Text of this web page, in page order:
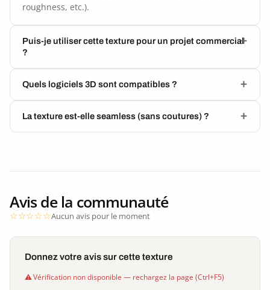
roughness, etc.).
Puis-je utiliser cette texture pour un projet commercial
?
Quels logiciels 3D sont compatibles ?
La texture est-elle seamless (sans coutures) ?
Avis de la communauté
Aucun avis pour le moment
Donnez votre avis sur cette texture
Vérification non disponible — rechargez la page (Ctrl+F5)